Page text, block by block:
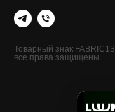
Товарный знак FABRIC13
все права защищены